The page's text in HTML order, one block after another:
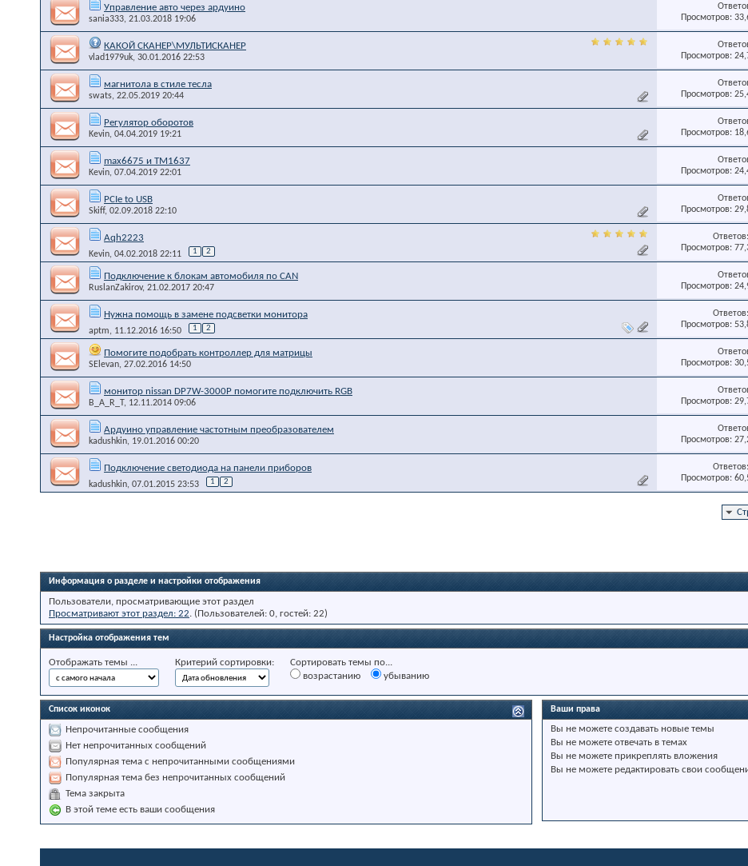
Управление авто через ардуино
sania333, 21.03.2018 19:06
Просмотров:
КАКОЙ СКАНЕР\МУЛЬТИСКАНЕР
vlad1979uk, 30.01.2016 22:53
Просмотров:
магнитола в стиле тесла
swats, 22.05.2019 20:44
Просмотров:
Регулятор оборотов
Kevin, 04.04.2019 19:21
Просмотров:
max6675 и TM1637
Kevin, 07.04.2019 22:01
Просмотров:
PCIe to USB
Skiff, 02.09.2018 22:10
Просмотров:
Aqh2223
Kevin, 04.02.2018 22:11 1 2
Просмотров:
Подключение к блокам автомобиля по CAN
RuslanZakirov, 21.02.2017 20:47
Просмотров:
Нужна помощь в замене подсветки монитора
aptm, 11.12.2016 16:50 1 2
Просмотров:
Помогите подобрать контроллер для матрицы
SElevan, 27.02.2016 14:50
Просмотров:
монитор nissan DP7W-3000P помогите подключить RGB
B_A_R_T, 12.11.2014 09:06
Просмотров:
Ардуино управление частотным преобразователем
kadushkin, 19.01.2016 00:20
Просмотров:
Подключение светодиода на панели приборов
kadushkin, 07.01.2015 23:53 1 2
Просмотров:
Информация о разделе и настройки отображения
Пользователи, просматривающие этот раздел
Просматривают этот раздел: 22. (Пользователей: 0, гостей: 22)
Настройка отображения тем
Отображать темы ... Критерий сортировки:
Сортировать темы по...
возрастанию
убыванию
Список иконок
Непрочитанные сообщения
Нет непрочитанных сообщений
Популярная тема с непрочитанными сообщениями
Популярная тема без непрочитанных сообщений
Тема закрыта
В этой теме есть ваши сообщения
Ваши права
Вы не можете создавать новые темы
Вы не можете отвечать в темах
Вы не можете прикреплять вложения
Вы не можете редактировать свои